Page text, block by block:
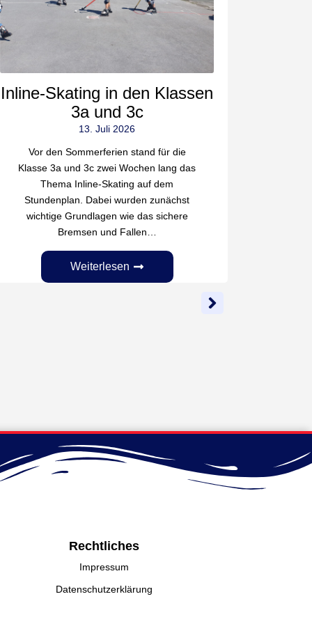
Inline-Skating in den Klassen
3a und 3c
13. Juli 2026
Vor den Sommerferien stand für die
Klasse 3a und 3c zwei Wochen lang das
Thema Inline-Skating auf dem
Stundenplan. Dabei wurden zunächst
wichtige Grundlagen wie das sichere
Bremsen und Fallen…
Weiterlesen
Rechtliches
Impressum
Datenschutzerklärung